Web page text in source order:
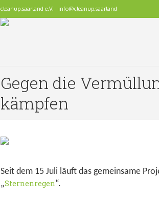
cleanup.saarland e.V. · info@cleanup.saarland
Gegen die
kämpfen
Seit dem 15 Juli läuft das gemeinsame
„Sternenregen“.